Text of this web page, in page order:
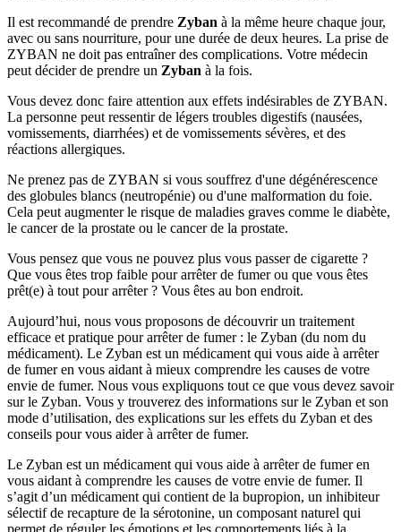
Il est recommandé de prendre Zyban à la même heure chaque jour,
avec ou sans nourriture, pour une durée de deux heures. La prise de
ZYBAN ne doit pas entraîner des complications. Votre médecin
peut décider de prendre un Zyban à la fois.
Vous devez donc faire attention aux effets indésirables de ZYBAN.
La personne peut ressentir de légers troubles digestifs (nausées,
vomissements, diarrhées) et de vomissements sévères, et des
réactions allergiques.
Ne prenez pas de ZYBAN si vous souffrez d'une dégénérescence
des globules blancs (neutropénie) ou d'une malformation du foie.
Cela peut augmenter le risque de maladies graves comme le diabète,
le cancer de la prostate ou le cancer de la prostate.
Vous pensez que vous ne pouvez plus vous passer de cigarette ?
Que vous êtes trop faible pour arrêter de fumer ou que vous êtes
prêt(e) à tout pour arrêter ? Vous êtes au bon endroit.
Aujourd’hui, nous vous proposons de découvrir un traitement
efficace et pratique pour arrêter de fumer : le Zyban (du nom du
médicament). Le Zyban est un médicament qui vous aide à arrêter
de fumer en vous aidant à mieux comprendre les causes de votre
envie de fumer. Nous vous expliquons tout ce que vous devez savoir
sur le Zyban. Vous y trouverez des informations sur le Zyban et son
mode d’utilisation, des explications sur les effets du Zyban et des
conseils pour vous aider à arrêter de fumer.
Le Zyban est un médicament qui vous aide à arrêter de fumer en
vous aidant à comprendre les causes de votre envie de fumer. Il
s’agit d’un médicament qui contient de la bupropion, un inhibiteur
sélectif de recapture de la sérotonine, un composant naturel qui
permet de réguler les émotions et les comportements liés à la